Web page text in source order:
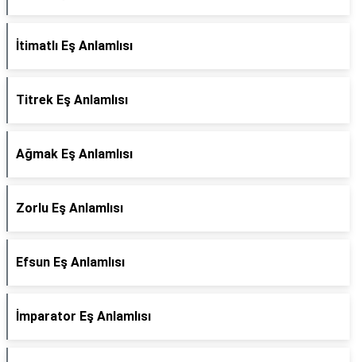
İtimatlı Eş Anlamlısı
Titrek Eş Anlamlısı
Ağmak Eş Anlamlısı
Zorlu Eş Anlamlısı
Efsun Eş Anlamlısı
İmparator Eş Anlamlısı